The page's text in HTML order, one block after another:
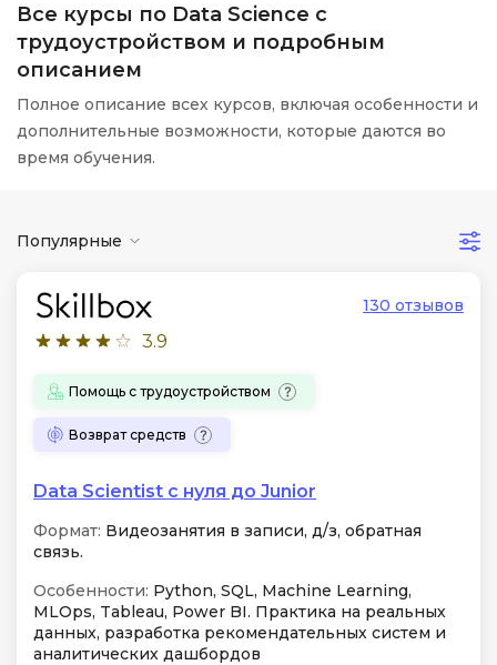
Все курсы по Data Science с
трудоустройством и подробным
описанием
Полное описание всех курсов, включая особенности и
дополнительные возможности, которые даются во
время обучения.
Популярные
3.9
130 отзывов
Помощь с трудоустройством
Возврат средств
Data Scientist с нуля до Junior
Формат: Видеозанятия в записи, д/з, обратная
связь.
Особенности: Python, SQL, Machine Learning,
MLOps, Tableau, Power BI. Практика на реальных
данных, разработка рекомендательных систем и
аналитических дашбордов